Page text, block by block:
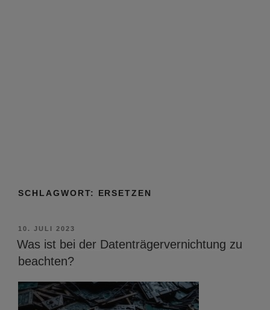
SCHLAGWORT: ERSETZEN
VERÖFFENTLICHT
AM
10. JULI 2023
Was ist bei der Datenträgervernichtung zu
beachten?